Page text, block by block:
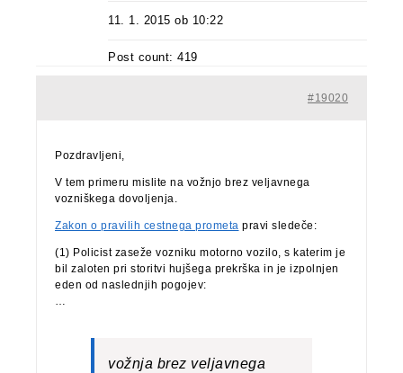
11. 1. 2015 ob 10:22
Post count: 419
#19020
Pozdravljeni,
V tem primeru mislite na vožnjo brez veljavnega
vozniškega dovoljenja.
Zakon o pravilih cestnega prometa pravi sledeče:
(1) Policist zaseže vozniku motorno vozilo, s katerim je
bil zaloten pri storitvi hujšega prekrška in je izpolnjen
eden od naslednjih pogojev:
…
vožnja brez veljavnega